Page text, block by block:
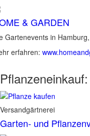
& GARDEN
Gartenevents in
erfahren:
Pflanzeneinkauf:
Versandgärtnerei
Garten- und